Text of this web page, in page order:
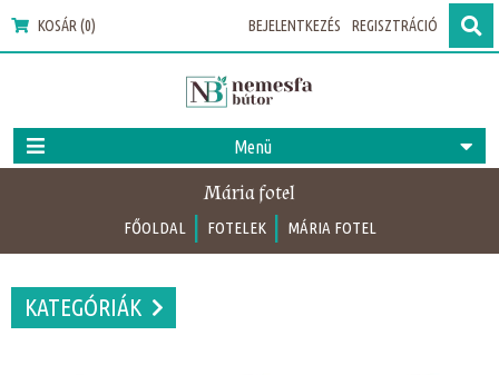
KOSÁR (0) BEJELENTKEZÉS REGISZTRÁCIÓ
Menü
Mária fotel
FŐOLDAL FOTELEK MÁRIA FOTEL
KATEGÓRIÁK